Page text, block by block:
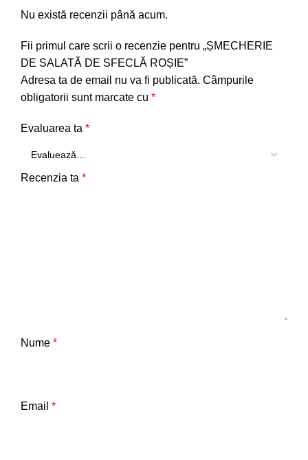
Nu există recenzii până acum.
Fii primul care scrii o recenzie pentru „ȘMECHERIE
DE SALATĂ DE SFECLĂ ROȘIE”
Adresa ta de email nu va fi publicată. Câmpurile
obligatorii sunt marcate cu *
Evaluarea ta *
Recenzia ta *
Nume *
Email *